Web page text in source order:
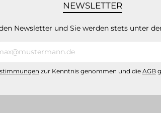
NEWSLETTER
Newsletter und Sie werden stets unter
Mail-
zur Kenntnis genommen und die AGB